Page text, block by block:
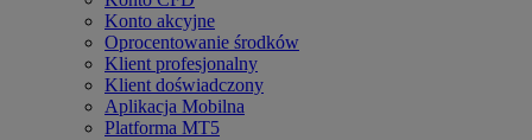
Konto akcyjne
Oprocentowanie środków
Klient profesjonalny
Klient doświadczony
Aplikacja Mobilna
Platforma MT5